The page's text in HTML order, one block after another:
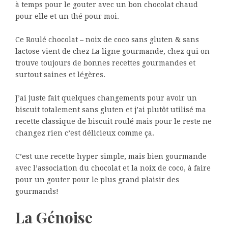
à temps pour le gouter avec un bon chocolat chaud
pour elle et un thé pour moi.
Ce Roulé chocolat – noix de coco sans gluten & sans
lactose vient de chez La ligne gourmande, chez qui on
trouve toujours de bonnes recettes gourmandes et
surtout saines et légères.
J’ai juste fait quelques changements pour avoir un
biscuit totalement sans gluten et j’ai plutôt utilisé ma
recette classique de biscuit roulé mais pour le reste ne
changez rien c’est délicieux comme ça.
C’est une recette hyper simple, mais bien gourmande
avec l’association du chocolat et la noix de coco, à faire
pour un gouter pour le plus grand plaisir des
gourmands!
La Génoise